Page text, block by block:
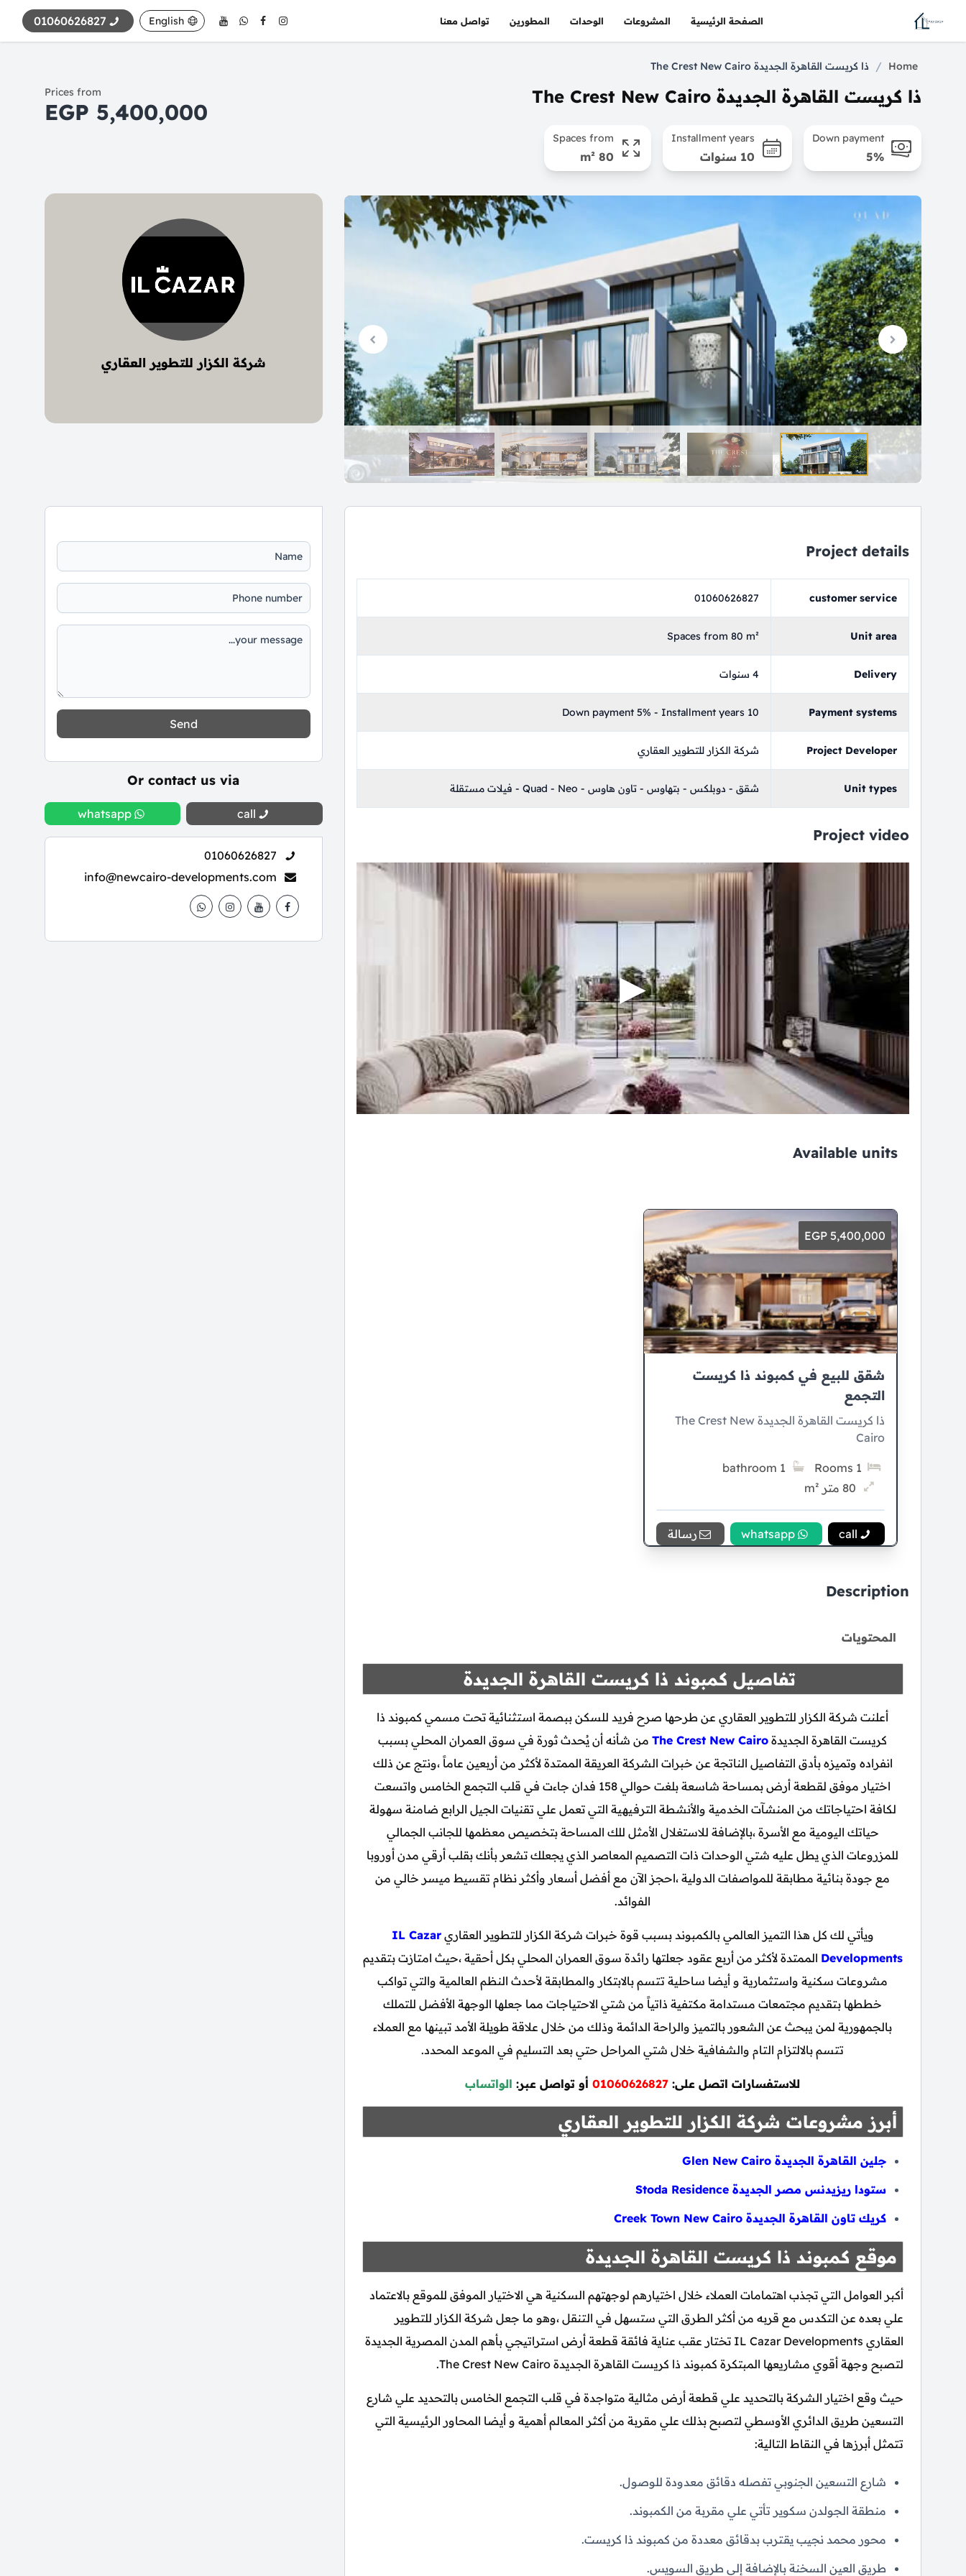
الصفحة الرئيسية المشروعات الوحدات المطورين تواصل معنا English
01060626827
Home
/ ذا كريست القاهرة الجديدة The Crest New Cairo
ذا كريست القاهرة الجديدة The Crest New Cairo
Down payment
5%
Installment years
10 سنوات
Spaces from
80 m²
Prices from
5,400,000 EGP
شركة الكزار للتطوير العقاري
Project details
customer service
01060626827
Unit area
Spaces from 80 m²
Delivery 4 سنوات
Payment systems
Down payment 5% - Installment years 10
Project Developer شركة الكزار للتطوير العقاري
Unit types شقق - دوبلكس - بتهاوس - تاون هاوس - Quad - Neo - فيلات مستقلة
Project video
Available units
5,400,000 EGP
شقق للبيع في كمبوند ذا كريست
التجمع
ذا كريست القاهرة الجديدة The Crest New
Cairo
1 Rooms
1 bathroom
80 متر m²
5% Down payment
10 سنوات Installment
call
whatsapp رسالة
Description
المحتويات
تفاصيل كمبوند ذا كريست القاهرة الجديدة
أعلنت شركة الكزار للتطوير العقاري عن طرحها صرح فريد للسكن ببصمة استثنائية تحت مسمي كمبوند ذا
كريست القاهرة الجديدة The Crest New Cairoمن شأنه أن يُحدث ثورة في سوق العمران المحلي بسبب
انفراده وتميزه بأدق التفاصيل الناتجة عن خبرات الشركة العريقة الممتدة لأكثر من أربعين عاماً ،ونتج عن ذلك
اختيار موفق لقطعة أرض بمساحة شاسعة بلغت حوالي 158 فدان جاءت في قلب التجمع الخامس واتسعت
لكافة احتياجاتك من المنشآت الخدمية والأنشطة الترفيهية التي تعمل علي تقنيات الجيل الرابع ضامنة سهولة
حياتك اليومية مع الأسرة ،بالإضافة للاستغلال الأمثل للك المساحة بتخصيص معظمها للجانب الجمالي
للمزروعات الذي يطل عليه شتي الوحدات ذات التصميم المعاصر الذي يجعلك تشعر بأنك بقلب أرقي مدن أوروبا
مع جودة بنائية مطابقة للمواصفات الدولية ،احجز الآن مع أفضل أسعار وأكثر نظام تقسيط ميسر خالي من
الفوائد.
ويأتي لك كل هذا التميز العالمي بالكمبوند بسبب قوة خبرات شركة الكزار للتطوير العقاريIL Cazar
Developments الممتدة لأكثر من أربع عقود جعلتها رائدة سوق العمران المحلي بكل أحقية ،حيث امتازت بتقديم
مشروعات سكنية واستثمارية و أيضا ساحلية تتسم بالابتكار والمطابقة لأحدث النظم العالمية والتي تواكب
خططها بتقديم مجتمعات مستدامة مكتفية ذاتياً من شتي الاحتياجات مما جعلها الوجهة الأفضل للتملك
بالجمهورية لمن يبحث عن الشعور بالتميز والراحة الدائمة وذلك من خلال علاقة طويلة الأمد تبينها مع العملاء
تتسم بالالتزام التام والشفافية خلال شتي المراحل حتي بعد التسليم في الموعد المحدد.
للاستفسارات اتصل على: 01060626827أو تواصل عبر: الواتساب
أبرز مشروعات شركة الكزار للتطوير العقاري
جلين القاهرة الجديدة Glen New Cairo
ستودا ريزيدنس مصر الجديدة Stoda Residence
كريك تاون القاهرة الجديدة Creek Town New Cairo
موقع كمبوند ذا كريست القاهرة الجديدة
أكبر العوامل التي تجذب اهتمامات العملاء خلال اختيارهم لوجهتهم السكنية هي الاختيار الموفق للموقع بالاعتماد
علي بعده عن التكدس مع قربه من أكثر الطرق التي ستسهل في التنقل ،وهو ما جعل شركة الكزار للتطوير
العقاري IL Cazar Developments تختار عقب عناية فائقة قطعة أرض استراتيجي بأهم المدن المصرية الجديدة
لتصبح وجهة أقوي مشاريعها المبتكرة كمبوند ذا كريست القاهرة الجديدة The Crest New Cairo.
حيث وقع اختيار الشركة بالتحديد علي قطعة أرض مثالية متواجدة في قلب التجمع الخامس بالتحديد علي شارع
التسعين طريق الدائري الأوسطي لتصبح بذلك علي مقربة من أكثر المعالم أهمية و أيضا المحاور الرئيسية التي
تتمثل أبرزها في النقاط التالية:
شارع التسعين الجنوبي تفصله دقائق معدودة للوصول.
منطقة الجولدن سكوير تأتي علي مقربة من الكمبوند.
محور محمد نجيب يقترب بدقائق معددة من كمبوند ذا كريست.
طريق العين السخنة بالإضافة إلي طريق السويس.
Send
Or contact us via
call
whatsapp
01060626827
info@newcairo-developments.com